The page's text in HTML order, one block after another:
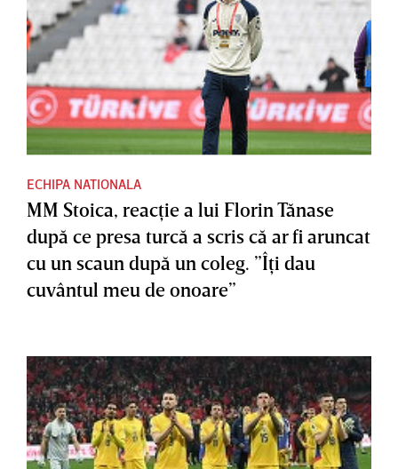
ECHIPA NATIONALA
MM Stoica, reacţie a lui Florin Tănase
după ce presa turcă a scris că ar fi aruncat
cu un scaun după un coleg. ”Îţi dau
cuvântul meu de onoare”